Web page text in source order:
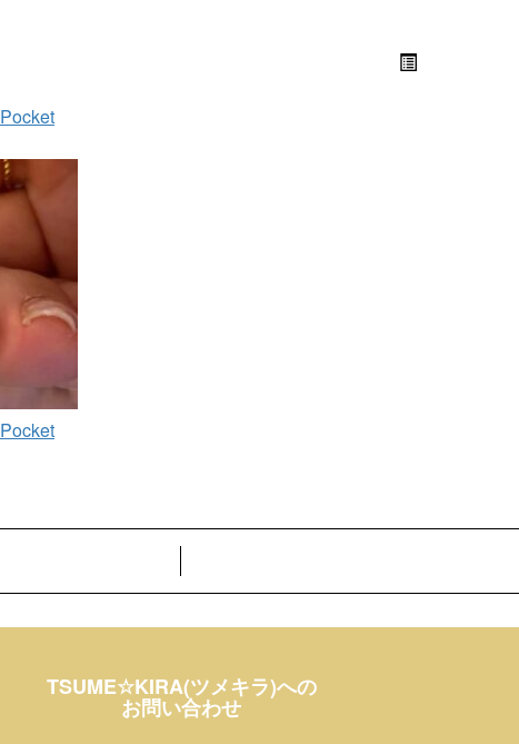
Pocket
Pocket
TSUME☆KIRA(ツメキラ)への
お問い合わせ